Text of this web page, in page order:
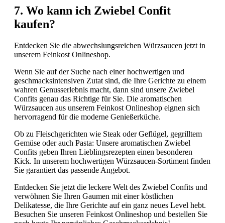
7. Wo kann ich Zwiebel Confit
kaufen?
Entdecken Sie die abwechslungsreichen Würzsaucen jetzt in
unserem Feinkost Onlineshop.
Wenn Sie auf der Suche nach einer hochwertigen und
geschmacksintensiven Zutat sind, die Ihre Gerichte zu einem
wahren Genusserlebnis macht, dann sind unsere Zwiebel
Confits genau das Richtige für Sie. Die aromatischen
Würzsaucen aus unserem Feinkost Onlineshop eignen sich
hervorragend für die moderne Genießerküche.
Ob zu Fleischgerichten wie Steak oder Geflügel, gegrilltem
Gemüse oder auch Pasta: Unsere aromatischen Zwiebel
Confits geben Ihren Lieblingsrezepten einen besonderen
Kick. In unserem hochwertigen Würzsaucen-Sortiment finden
Sie garantiert das passende Angebot.
Entdecken Sie jetzt die leckere Welt des Zwiebel Confits und
verwöhnen Sie Ihren Gaumen mit einer köstlichen
Delikatesse, die Ihre Gerichte auf ein ganz neues Level hebt.
Besuchen Sie unseren Feinkost Onlineshop und bestellen Sie